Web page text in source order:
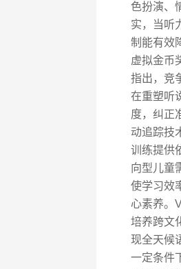
色扮演、
实，当听
制能有效
虚拟金币
指出，竞
在重塑听
度，纠正
动追踪技
训练提供
向型儿童
使学习效
心素养。
培养跨文
现全天候
一定条件